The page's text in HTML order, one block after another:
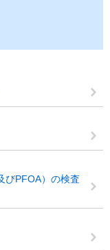
びPFOA）の検査